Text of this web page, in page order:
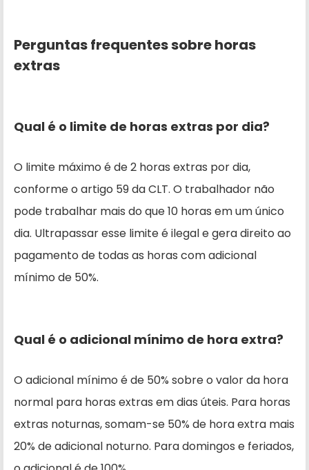
Perguntas frequentes sobre horas
extras
Qual é o limite de horas extras por dia?
O limite máximo é de 2 horas extras por dia,
conforme o artigo 59 da CLT. O trabalhador não
pode trabalhar mais do que 10 horas em um único
dia. Ultrapassar esse limite é ilegal e gera direito ao
pagamento de todas as horas com adicional
mínimo de 50%.
Qual é o adicional mínimo de hora extra?
O adicional mínimo é de 50% sobre o valor da hora
normal para horas extras em dias úteis. Para horas
extras noturnas, somam-se 50% de hora extra mais
20% de adicional noturno. Para domingos e feriados,